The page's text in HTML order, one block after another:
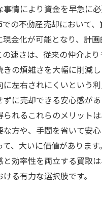
事情により資金を早急に
での不動産売却において、
現金化が可能となり、計
の速さは、従来の仲介よ
きの煩雑さを大幅に削減
に左右されにくいという
ずに売却できる安心感が
られるこれらのメリット
な方や、手間を省いて安
て、大いに価値がありま
と効率性を両立する買取
る有力な選択肢です。